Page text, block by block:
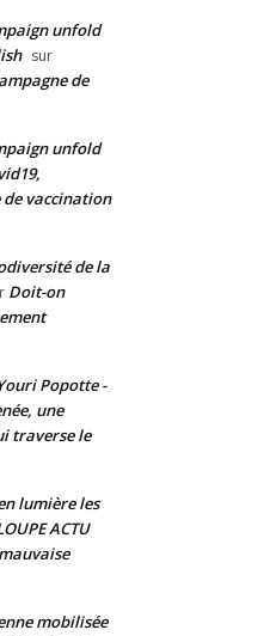
unfold
sur
de
unfold
vaccination
de la
Doit-on
Popotte -
une
traverse le
lumière les
ACTU
mobilisée